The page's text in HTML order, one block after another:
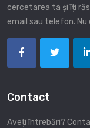
cercetarea ta și îți
email sau telefon.
Contact
Aveți întrebări?